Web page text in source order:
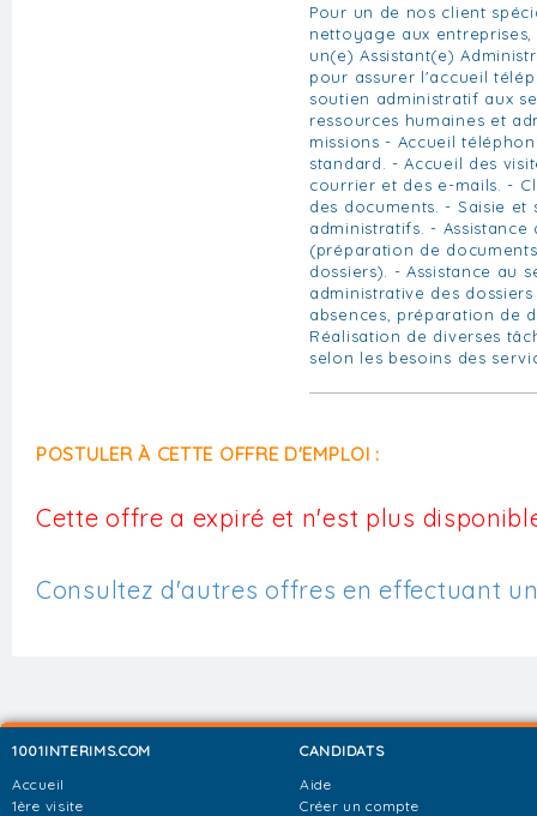
Pour un de nos client
nettoyage aux
un(e) Assistant(e)
pour assurer l'accueil
soutien administratif aux
ressources humaines et
missions - Accueil
standard. - Accueil des
courrier et des e-mails. -
des documents. - Saisie et
administratifs. -
(préparation de
dossiers). - Assistance au
administrative des
absences, préparation de
Réalisation de diverses
selon les besoins des
POSTULER À CETTE OFFRE D'EMPLOI :
Cette offre a expiré et n'est plus
Consultez d'autres offres en effectuant
1001INTERIMS.COM
Accueil
1ère visite
CANDIDATS
Aide
Créer un compte